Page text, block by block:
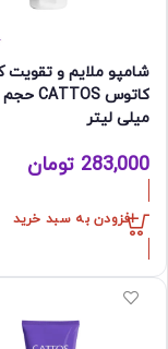
شامپو ملایم و تقویت
میلی لیتر
283,000 تومان
افزودن به سبد خرید